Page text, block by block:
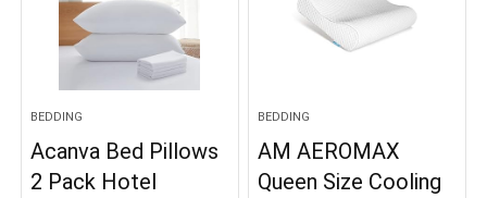
BEDDING
Acanva Bed Pillows
2 Pack Hotel
BEDDING
AM AEROMAX
Queen Size Cooling